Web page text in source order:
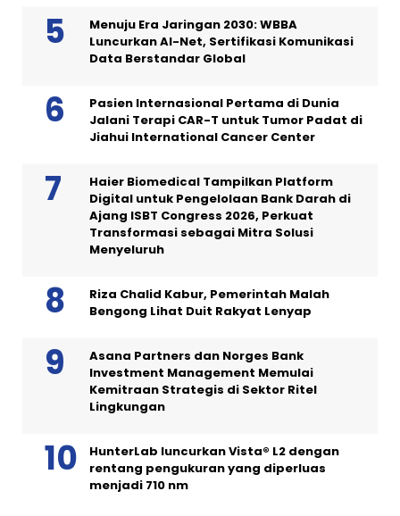
Menuju Era Jaringan 2030: WBBA
Luncurkan AI-Net, Sertifikasi Komunikasi
Data Berstandar Global
Pasien Internasional Pertama di Dunia
Jalani Terapi CAR-T untuk Tumor Padat di
Jiahui International Cancer Center
Haier Biomedical Tampilkan Platform
Digital untuk Pengelolaan Bank Darah di
Ajang ISBT Congress 2026, Perkuat
Transformasi sebagai Mitra Solusi
Menyeluruh
Riza Chalid Kabur, Pemerintah Malah
Bengong Lihat Duit Rakyat Lenyap
Asana Partners dan Norges Bank
Investment Management Memulai
Kemitraan Strategis di Sektor Ritel
Lingkungan
HunterLab luncurkan Vista® L2 dengan
rentang pengukuran yang diperluas
menjadi 710 nm